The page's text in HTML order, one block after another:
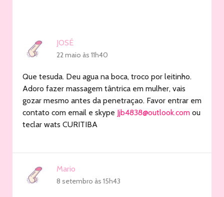
JOSÉ
22 maio às 11h40
Que tesuda. Deu agua na boca, troco por leitinho.
Adoro fazer massagem tântrica em mulher, vais
gozar mesmo antes da penetraçao. Favor entrar em
contato com email e skype Jjb4838@outlook.com ou
teclar wats CURITIBA
Mario
8 setembro às 15h43